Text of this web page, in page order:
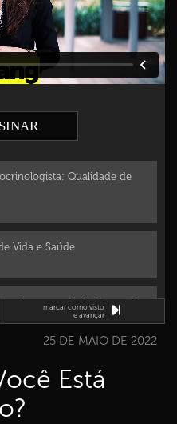
Qualidade de
Vida e Saúde
Processo de Mudança de
de Vida
marcar como visto
e avançar
25 DE MAIO DE 2022
Está